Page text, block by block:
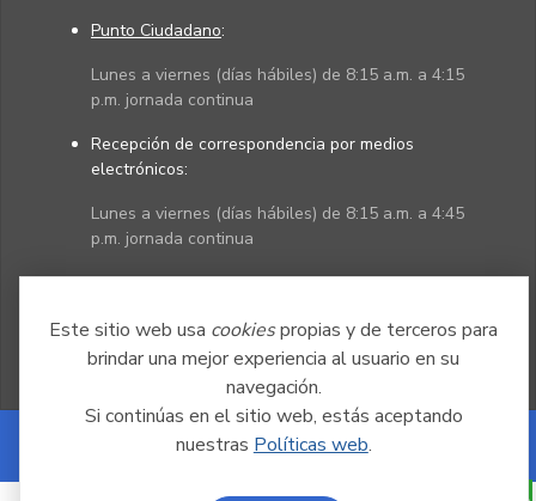
Este sitio web usa cookiespropias y de terceros para
brindar una mejor experiencia al usuario en su
navegación.
Si continúas en el sitio web, estás aceptando
nuestras Políticas web.
Punto Ciudadano:
Lunes a viernes (días hábiles) de 8:15 a.m. a 4:15
p.m. jornada continua
Recepción de correspondencia por medios
electrónicos:
Lunes a viernes (días hábiles) de 8:15 a.m. a 4:45
p.m. jornada continua
Powered by Nexura